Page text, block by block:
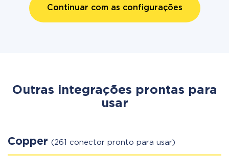
Continuar com as configurações
Outras integrações prontas para
usar
Copper (261 conector pronto para usar)